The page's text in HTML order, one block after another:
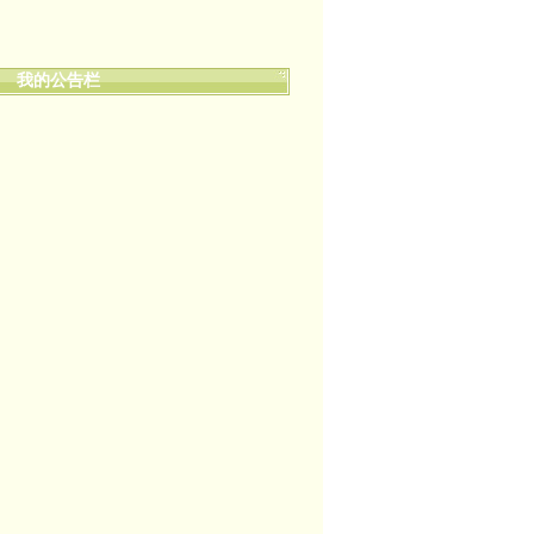
我的公告栏
到我的文学博客! 走过路过的朋友都来看看吧